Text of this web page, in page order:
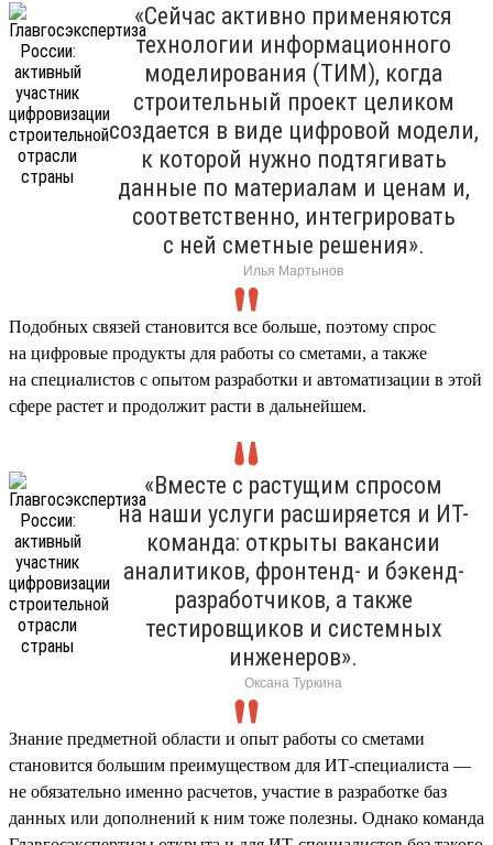
«Сейчас активно применяются
технологии информационного
моделирования (ТИМ), когда
строительный проект целиком
создается в виде цифровой модели,
к которой нужно подтягивать
данные по материалам и ценам и,
соответственно, интегрировать
с ней сметные решения».
Илья Мартынов
Подобных связей становится все больше, поэтому спрос
на цифровые продукты для работы со сметами, а также
на специалистов с опытом разработки и автоматизации в этой
сфере растет и продолжит расти в дальнейшем.
«Вместе с растущим спросом
на наши услуги расширяется и ИТ-
команда: открыты вакансии
аналитиков, фронтенд- и бэкенд-
разработчиков, а также
тестировщиков и системных
инженеров».
Оксана Туркина
Знание предметной области и опыт работы со сметами
становится большим преимуществом для ИТ-специалиста —
не обязательно именно расчетов, участие в разработке баз
данных или дополнений к ним тоже полезны. Однако команда